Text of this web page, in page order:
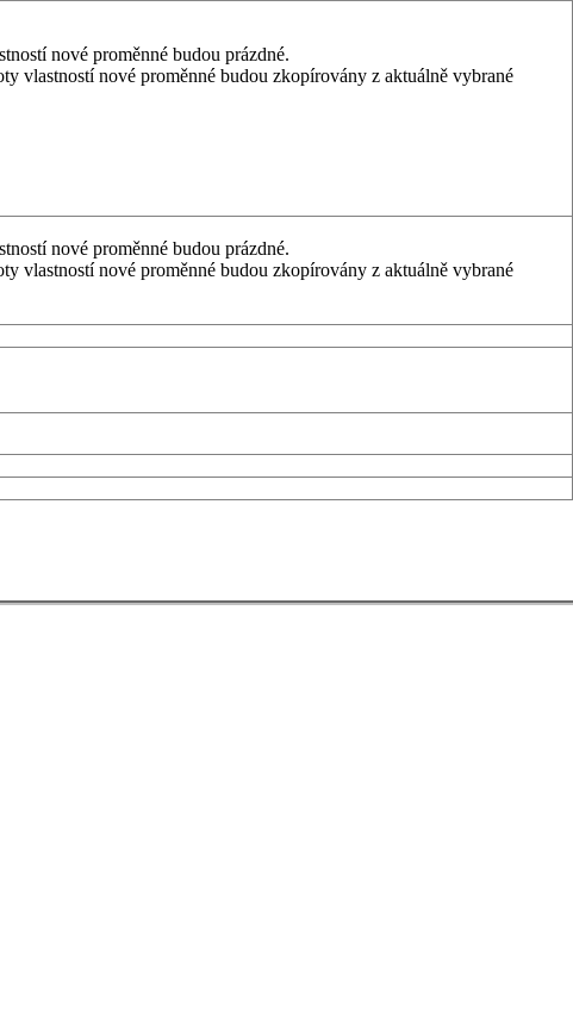
nové proměnné budou prázdné.
vlastností nové proměnné budou zkopírovány z aktuálně vybrané
nové proměnné budou prázdné.
vlastností nové proměnné budou zkopírovány z aktuálně vybrané